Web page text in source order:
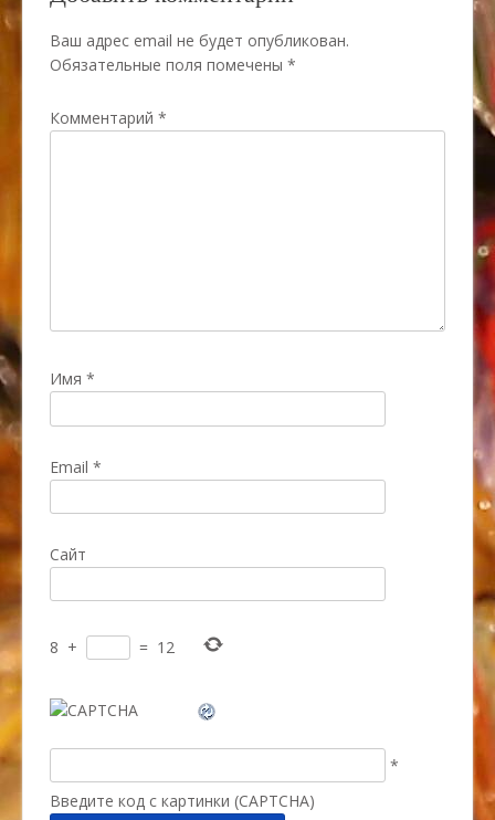
Ваш адрес email не будет опубликован.
Обязательные поля помечены *
Комментарий *
Имя *
Email *
Сайт
8 + = 12
Введите код с картинки (CAPTCHA)
*